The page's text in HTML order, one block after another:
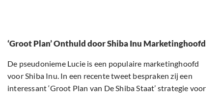
‘Groot Plan’ Onthuld door Shiba Inu Marketinghoofd
De pseudonieme Lucie is een populaire marketinghoofd
voor Shiba Inu. In een recente tweet bespraken zij een
interessant ‘Groot Plan van De Shiba Staat’ strategie voor